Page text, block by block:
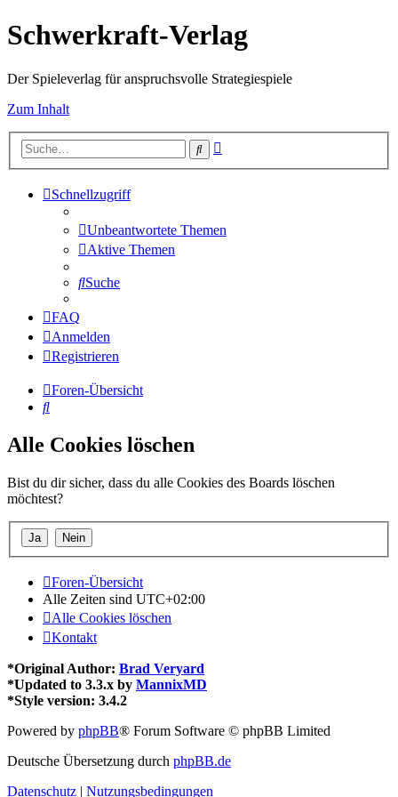
Schwerkraft-Verlag
Der Spieleverlag für anspruchsvolle Strategiespiele
Zum Inhalt
Suche
Schnellzugriff
Unbeantwortete Themen
Aktive Themen
Suche
FAQ
Anmelden
Registrieren
Foren-Übersicht
Suche
Alle Cookies löschen
Bist du dir sicher, dass du alle Cookies des Boards löschen
möchtest?
Foren-Übersicht
Alle Zeiten sind UTC+02:00
Alle Cookies löschen
Kontakt
*Original Author: Brad Veryard
*Updated to 3.3.x by MannixMD
*Style version: 3.4.2
Powered by phpBB® Forum Software © phpBB Limited
Deutsche Übersetzung durch phpBB.de
Datenschutz | Nutzungsbedingungen